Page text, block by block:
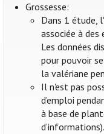
Grossesse:
Dans 1 étude,
associée à
Les données
pour pouvoir
la valériane
Il n'est pas
d’emploi
à base de
d’informations).